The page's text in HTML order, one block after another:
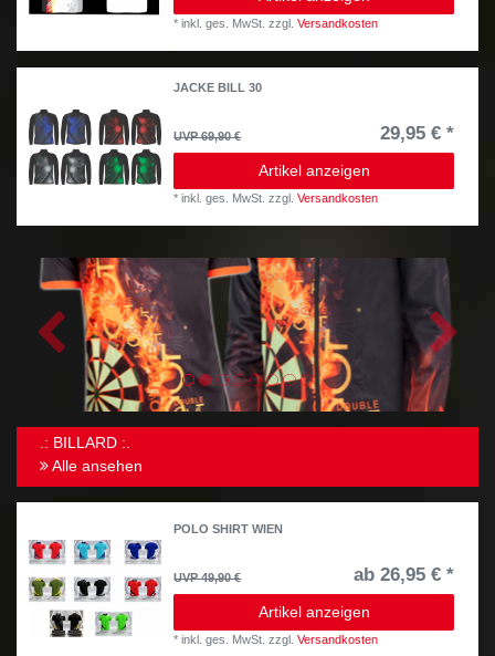
*inkl. ges. MwSt. zzgl.Versandkosten
JACKE BILL 30
UVP 69,90 € 29,95 € *
Artikel anzeigen
*inkl. ges. MwSt. zzgl.Versandkosten
.: BILLARD :.
Alle ansehen
POLO SHIRT WIEN
UVP 49,90 € ab 26,95 € *
Artikel anzeigen
*inkl. ges. MwSt. zzgl.Versandkosten